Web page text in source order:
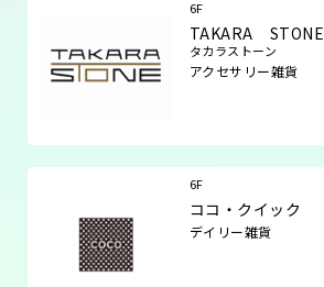
6F
TAKARA STONE
タカラストーン
アクセサリー雑貨
6F
ココ・クイック
デイリー雑貨